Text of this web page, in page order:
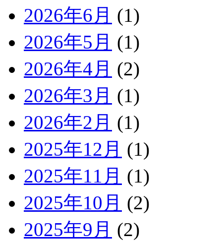
2026年6月 (1)
2026年5月 (1)
2026年4月 (2)
2026年3月 (1)
2026年2月 (1)
2025年12月 (1)
2025年11月 (1)
2025年10月 (2)
2025年9月 (2)